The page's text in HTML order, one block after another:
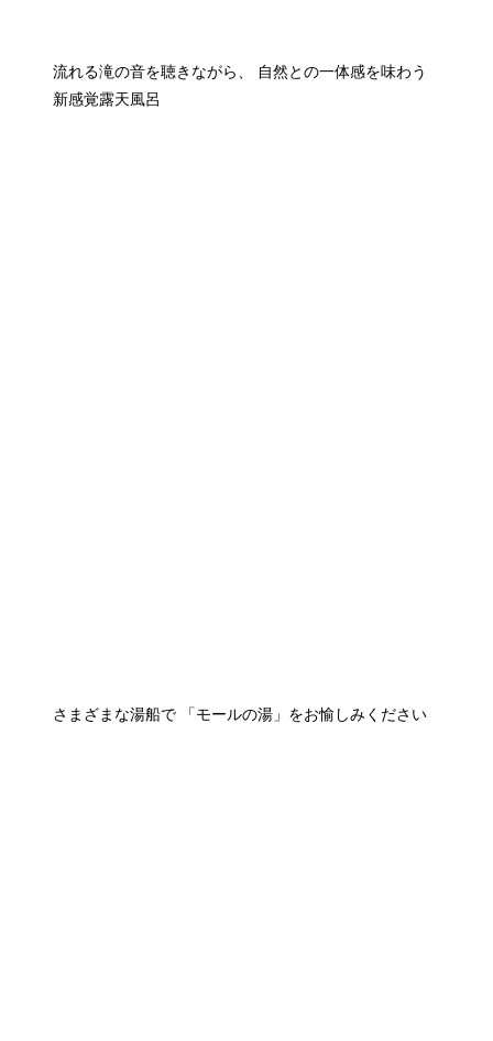
流れる滝の音を聴きながら、 自然との一体感を味わう
新感覚露天風呂
さまざまな湯船で 「モールの湯」をお愉しみください